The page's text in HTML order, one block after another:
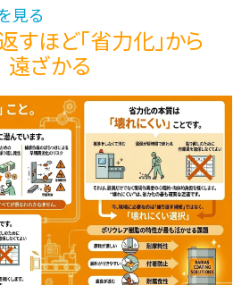
見る
すほど「省力化」から
遠ざかる